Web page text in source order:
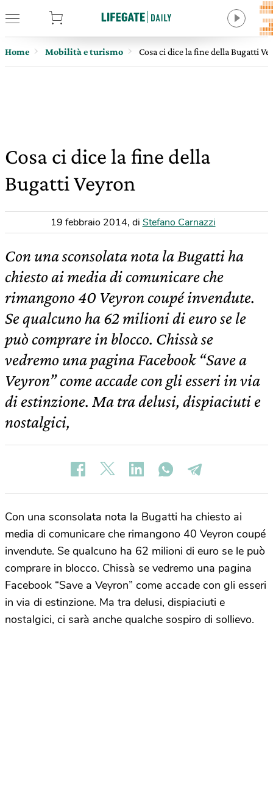
Home Mobilità e turismo Cosa ci dice la fine della Bugatti
Cosa ci dice la fine della
Bugatti Veyron
19 febbraio 2014, di Stefano Carnazzi
Con una sconsolata nota la Bugatti ha
chiesto ai media di comunicare che
rimangono 40 Veyron coupé invendute.
Se qualcuno ha 62 milioni di euro se le
può comprare in blocco. Chissà se
vedremo una pagina Facebook “Save a
Veyron” come accade con gli esseri in via
di estinzione. Ma tra delusi, dispiaciuti e
nostalgici,
Con una sconsolata nota la Bugatti ha chiesto ai
media di comunicare che rimangono 40 Veyron coupé
invendute. Se qualcuno ha 62 milioni di euro se le può
comprare in blocco. Chissà se vedremo una pagina
Facebook “Save a Veyron” come accade con gli esseri
in via di estinzione. Ma tra delusi, dispiaciuti e
nostalgici, ci sarà anche qualche sospiro di sollievo.